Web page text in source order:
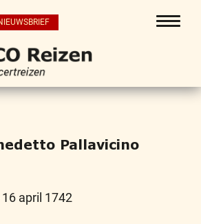
Pallavicino
april 1742